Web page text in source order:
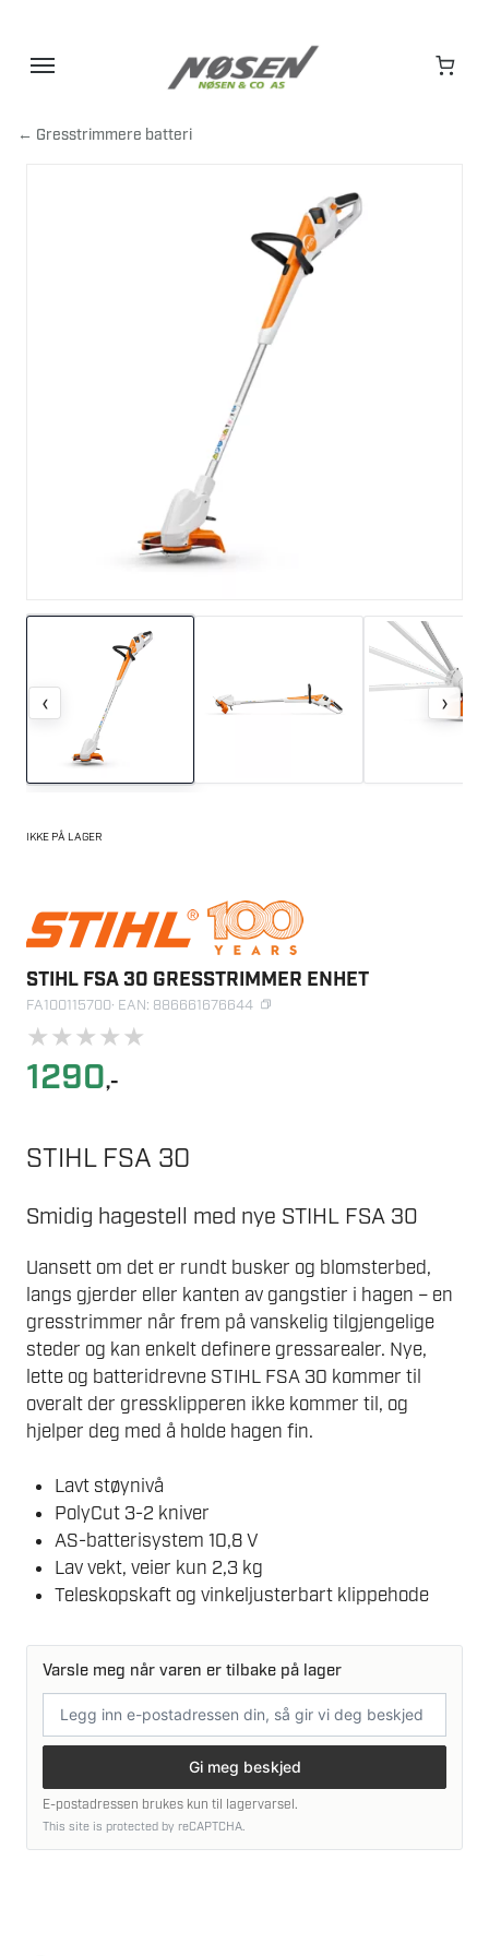
← Gresstrimmere batteri
‹ ›
IKKE PÅ LAGER
STIHL FSA 30 GRESSTRIMMER ENHET
FA100115700· EAN: 886661676644
★★★★★
1290,-
STIHL FSA 30
Smidig hagestell med nye STIHL FSA 30
Uansett om det er rundt busker og blomsterbed,
langs gjerder eller kanten av gangstier i hagen – en
gresstrimmer når frem på vanskelig tilgjengelige
steder og kan enkelt definere gressarealer. Nye,
lette og batteridrevne STIHL FSA 30 kommer til
overalt der gressklipperen ikke kommer til, og
hjelper deg med å holde hagen fin.
Lavt støynivå
PolyCut 3-2 kniver
AS-batterisystem 10,8 V
Lav vekt, veier kun 2,3 kg
Teleskopskaft og vinkeljusterbart klippehode
Varsle meg når varen er tilbake på lager
postadresse
Gi meg beskjed
E-postadressen brukes kun til lagervarsel.
This site is protected by reCAPTCHA.